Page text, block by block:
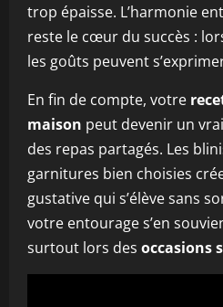
trop épaisse. L’harmonie
reste le cœur du succès :
les goûts peuvent
En fin de compte, votre
maison peut devenir un
des repas partagés. Les
garnitures bien choisies
gustative qui s’élève sans
votre entourage s’en
surtout lors des occasions